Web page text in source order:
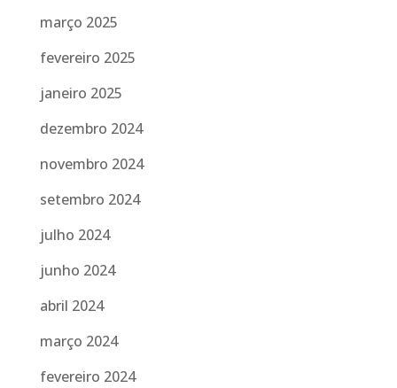
março 2025
fevereiro 2025
janeiro 2025
dezembro 2024
novembro 2024
setembro 2024
julho 2024
junho 2024
abril 2024
março 2024
fevereiro 2024